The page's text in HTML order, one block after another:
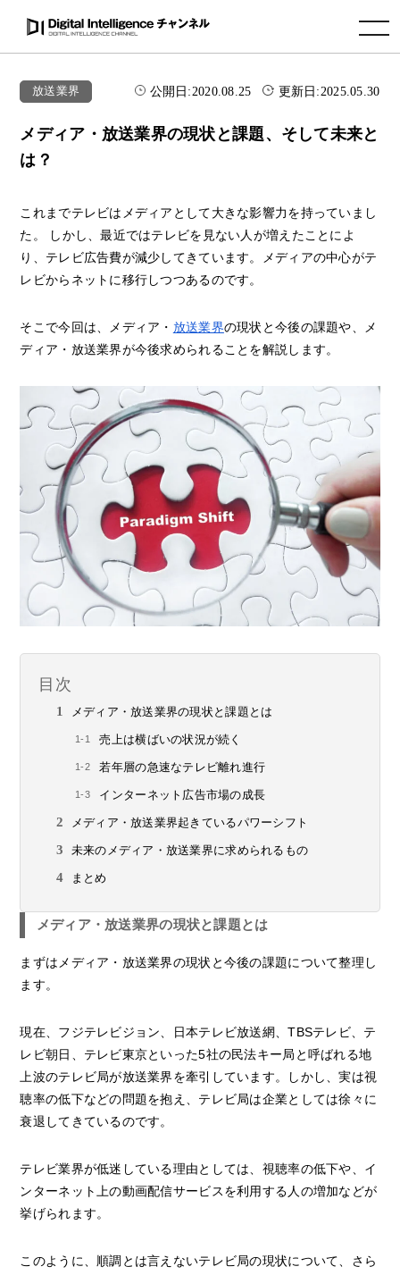
toggle navigation
放送業界 公開日:2020.08.25 更新日:2025.05.30
メディア・放送業界の現状と課題、そして未来と
は？
これまでテレビはメディアとして大きな影響力を持っていまし
た。 しかし、最近ではテレビを見ない人が増えたことによ
り、テレビ広告費が減少してきています。メディアの中心がテ
レビからネットに移行しつつあるのです。
そこで今回は、メディア・ 放送業界の現状と今後の課題や、メ
ディア・放送業界が今後求められることを解説します。
目次
メディア・放送業界の現状と課題とは
売上は横ばいの状況が続く
若年層の急速なテレビ離れ進行
インターネット広告市場の成長
メディア・放送業界起きているパワーシフト
未来のメディア・放送業界に求められるもの
まとめ
メディア・放送業界の現状と課題とは
まずはメディア・放送業界の現状と今後の課題について整理し
ます。
現在、フジテレビジョン、日本テレビ放送網、TBSテレビ、テ
レビ朝日、テレビ東京といった5社の民法キー局と呼ばれる地
上波のテレビ局が放送業界を牽引しています。しかし、実は視
聴率の低下などの問題を抱え、テレビ局は企業としては徐々に
衰退してきているのです。
テレビ業界が低迷している理由としては、視聴率の低下や、イ
ンターネット上の動画配信サービスを利用する人の増加などが
挙げられます。
このように、順調とは言えないテレビ局の現状について、さら